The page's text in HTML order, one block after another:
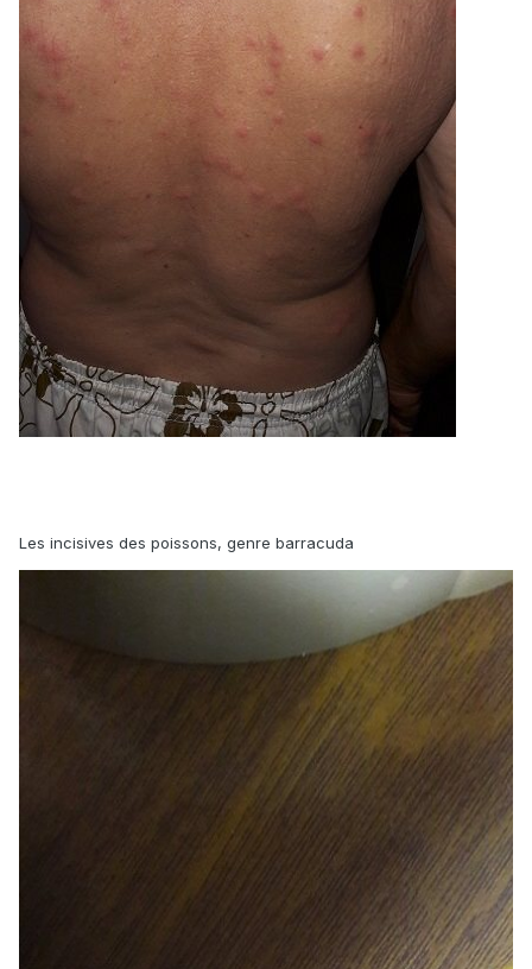
Les incisives des poissons, genre barracuda